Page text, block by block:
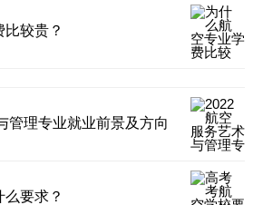
较贵？
管理专业就业前景及方向
要求？